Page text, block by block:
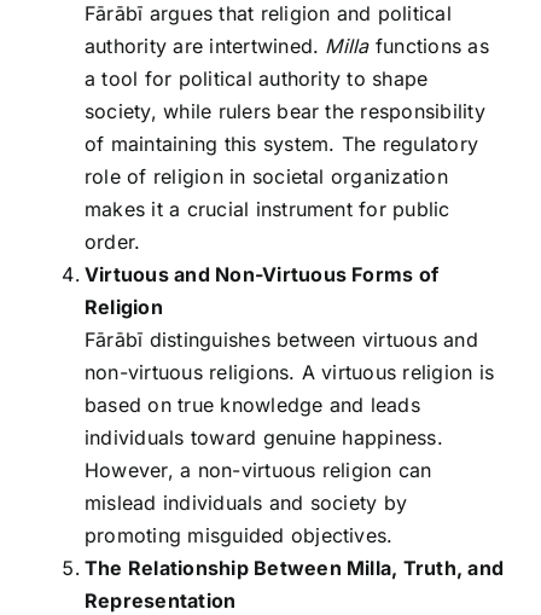
Fārābī argues that religion and political
authority are intertwined. Millafunctions as
a tool for political authority to shape
society, while rulers bear the responsibility
of maintaining this system. The regulatory
role of religion in societal organization
makes it a crucial instrument for public
order.
Virtuous and Non-Virtuous Forms of
Religion
Fārābī distinguishes between virtuous and
non-virtuous religions. A virtuous religion is
based on true knowledge and leads
individuals toward genuine happiness.
However, a non-virtuous religion can
mislead individuals and society by
promoting misguided objectives.
The Relationship Between Milla, Truth, and
Representation